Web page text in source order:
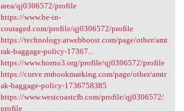
area/qj0306572/profile
https://www.be-in-
couraged.com/profile/qj0306572/profile
https://technology.atwebboost.com/page/other/amt
rak-baggage-policy-17367...
https://www.horno3.org/profile/qj0306572/profile
https://curve.rmbookmarking.com/page/other/amtr
ak-baggage-policy-1736758385
https://www.westcoastcfb.com/profile/qj0306572/
profile